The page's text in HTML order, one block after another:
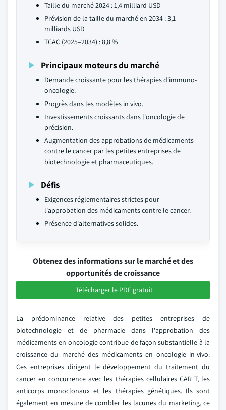
Taille du marché 2024 : 1,4 milliard USD
Prévision de la taille du marché en 2034 : 3,1
milliards USD
TCAC (2025–2034) : 8,8 %
Principaux moteurs du marché
Demande croissante pour les thérapies d'immuno-
oncologie.
Progrès dans les modèles in vivo.
Investissements croissants dans l'oncologie de
précision.
Augmentation des approbations de médicaments
contre le cancer par les petites entreprises de
biotechnologie et pharmaceutiques.
Défis
Exigences réglementaires strictes pour
l'approbation des médicaments contre le cancer.
Présence d'alternatives solides.
Obtenez des informations sur le marché et des
opportunités de croissance
Télécharger le PDF gratuit
La prédominance relative des petites entreprises de
biotechnologie et de pharmacie dans l'approbation des
médicaments en oncologie contribue de façon substantielle à la
croissance du marché des médicaments en oncologie in-vivo.
Ces entreprises dirigent le développement du traitement du
cancer en concurrence avec les thérapies cellulaires CAR T, les
anticorps monoclonaux et les thérapies génétiques. Ils sont
également en mesure de combler les lacunes du marketing, ce